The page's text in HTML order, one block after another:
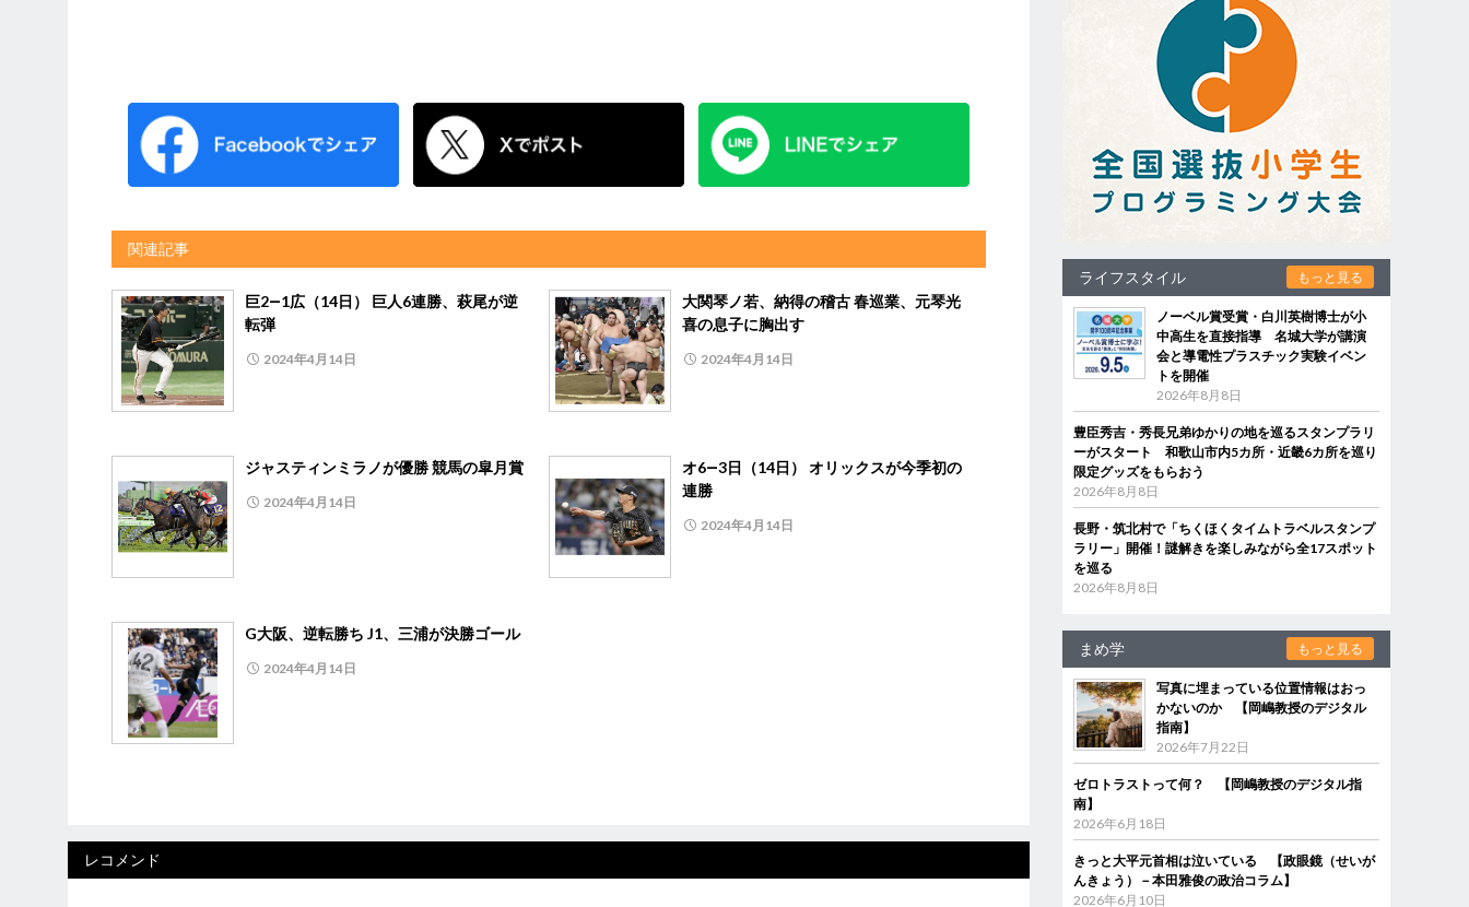
関連記事
巨2―1広（14日） 巨人6連勝、萩尾が逆
転弾
2024年4月14日
大関琴ノ若、納得の稽古 春巡業、元琴光
喜の息子に胸出す
2024年4月14日
ジャスティンミラノが優勝 競馬の皐月賞
2024年4月14日
オ6―3日（14日） オリックスが今季初の
連勝
2024年4月14日
G大阪、逆転勝ち J1、三浦が決勝ゴール
2024年4月14日
レコメンド
ライフスタイル もっと見る
ノーベル賞受賞・白川英樹博士が小
中高生を直接指導 名城大学が講演
会と導電性プラスチック実験イベン
トを開催
2026年8月8日
豊臣秀吉・秀長兄弟ゆかりの地を巡るスタンプラリ
ーがスタート 和歌山市内5カ所・近畿6カ所を巡り
限定グッズをもらおう
2026年8月8日
長野・筑北村で「ちくほくタイムトラベルスタンプ
ラリー」開催！謎解きを楽しみながら全17スポット
を巡る
2026年8月8日
まめ学 もっと見る
写真に埋まっている位置情報はおっ
かないのか 【岡嶋教授のデジタル
指南】
2026年7月22日
ゼロトラストって何？ 【岡嶋教授のデジタル指
南】
2026年6月18日
きっと大平元首相は泣いている 【政眼鏡（せいが
んきょう）－本田雅俊の政治コラム】
2026年6月10日